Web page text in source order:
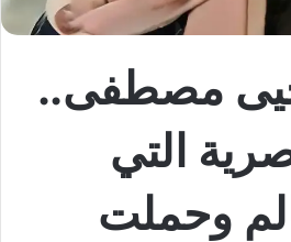
مصطفى..
التي
وحملت